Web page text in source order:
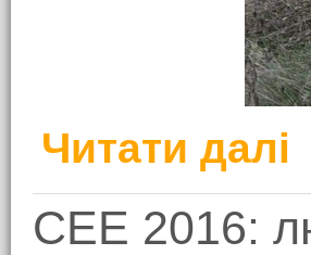
Читати далі
CEE 2016: